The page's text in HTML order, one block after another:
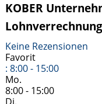
KOBER
Keine Rezensionen
Favorit
:8:00 - 15:00
Mo.
8:00 - 15:00